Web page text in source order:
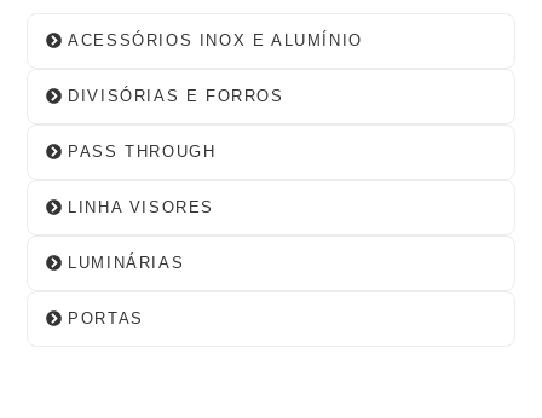
ACESSÓRIOS INOX E ALUMÍNIO
DIVISÓRIAS E FORROS
PASS THROUGH
LINHA VISORES
LUMINÁRIAS
PORTAS